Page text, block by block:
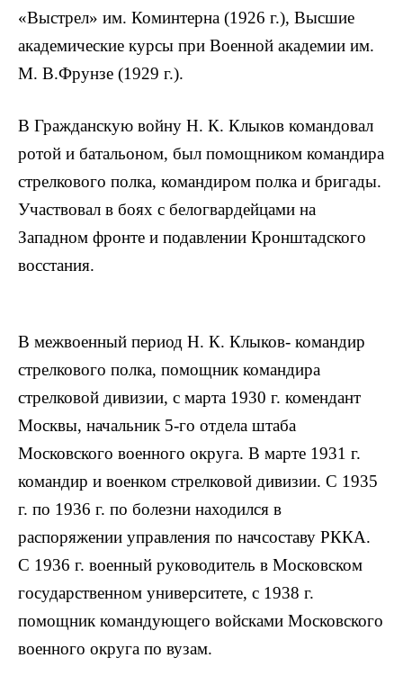
«Выстрел» им. Коминтерна (1926 г.), Высшие
академические курсы при Военной академии им.
М. В.Фрунзе (1929 г.).
В Гражданскую войну Н. К. Клыков командовал
ротой и батальоном, был помощником командира
стрелкового полка, командиром полка и бригады.
Участвовал в боях с белогвардейцами на
Западном фронте и подавлении Кронштадского
восстания.
В межвоенный период Н. К. Клыков- командир
стрелкового полка, помощник командира
стрелковой дивизии, с марта 1930 г. комендант
Москвы, начальник 5-го отдела штаба
Московского военного округа. В марте 1931 г.
командир и военком стрелковой дивизии. С 1935
г. по 1936 г. по болезни находился в
распоряжении управления по начсоставу РККА.
С 1936 г. военный руководитель в Московском
государственном университете, с 1938 г.
помощник командующего войсками Московского
военного округа по вузам.